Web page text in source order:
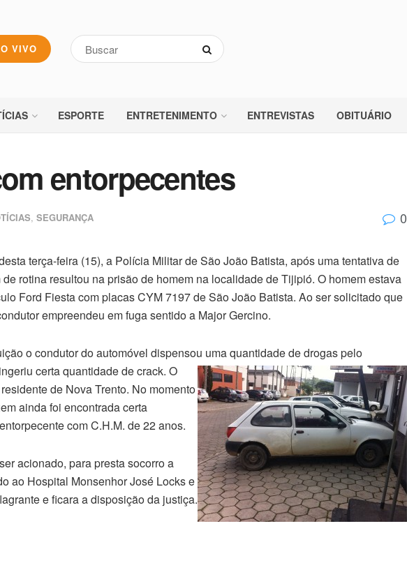
VIVO
ESPORTE ENTRETENIMENTO ENTREVISTAS OBITUÁRIO
entorpecentes
, SEGURANÇA 0
terça-feira (15), a Polícia Militar de São João Batista, após uma tentativa de
rotina resultou na prisão de homem na localidade de Tijipió. O homem estava
Ford Fiesta com placas CYM 7197 de São João Batista. Ao ser solicitado que
empreendeu em fuga sentido a Major Gercino.
o condutor do automóvel dispensou uma quantidade de drogas pelo
certa quantidade de crack. O
de Nova Trento. No momento
ainda foi encontrada certa
com C.H.M. de 22 anos.
acionado, para presta socorro a
ao Hospital Monsenhor José Locks e
e ficara a disposição da justiça.